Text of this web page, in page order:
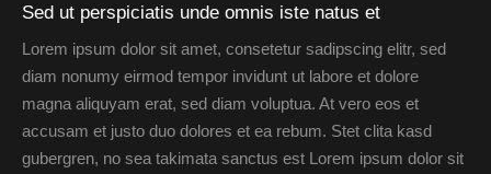
Sed ut perspiciatis unde omnis iste natus et
Lorem ipsum dolor sit amet, consetetur sadipscing elitr, sed
diam nonumy eirmod tempor invidunt ut labore et dolore
magna aliquyam erat, sed diam voluptua. At vero eos et
accusam et justo duo dolores et ea rebum. Stet clita kasd
gubergren, no sea takimata sanctus est Lorem ipsum dolor sit